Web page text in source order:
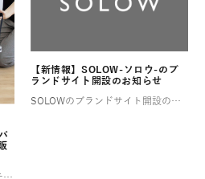
【新情報】SOLOW-ソロウ-のブ
ランドサイト開設のお知らせ
SOLOWのブランドサイト開設のお知らせ そろう、整う、満たされる 憧れるけれど、なかなか実現しない理想の暮らし。 そんな想いに寄り添い、 SOLOWが理想を叶えるお手伝いをします。 一つひとつ揃えるたびに住まいが整い、 […]